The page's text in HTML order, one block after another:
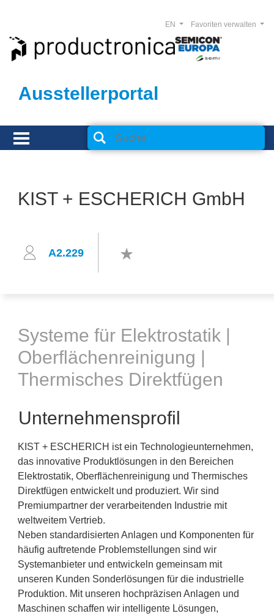
Ausstellerportal
Favoriten verwalten
EN
KIST + ESCHERICH GmbH
A2.229
Systeme für Elektrostatik |
Oberflächenreinigung |
Thermisches Direktfügen
Unternehmensprofil
KIST + ESCHERICH ist ein Technologieunternehmen,
das innovative Produktlösungen in den Bereichen
Elektrostatik, Oberflächenreinigung und Thermisches
Direktfügen entwickelt und produziert. Wir sind
Premiumpartner der verarbeitenden Industrie mit
weltweitem Vertrieb.
Neben standardisierten Anlagen und Komponenten für
häufig auftretende Problemstellungen sind wir
Systemanbieter und entwickeln gemeinsam mit
unseren Kunden Sonderlösungen für die industrielle
Produktion. Mit unseren hochpräzisen Anlagen und
Maschinen schaffen wir intelligente Lösungen,